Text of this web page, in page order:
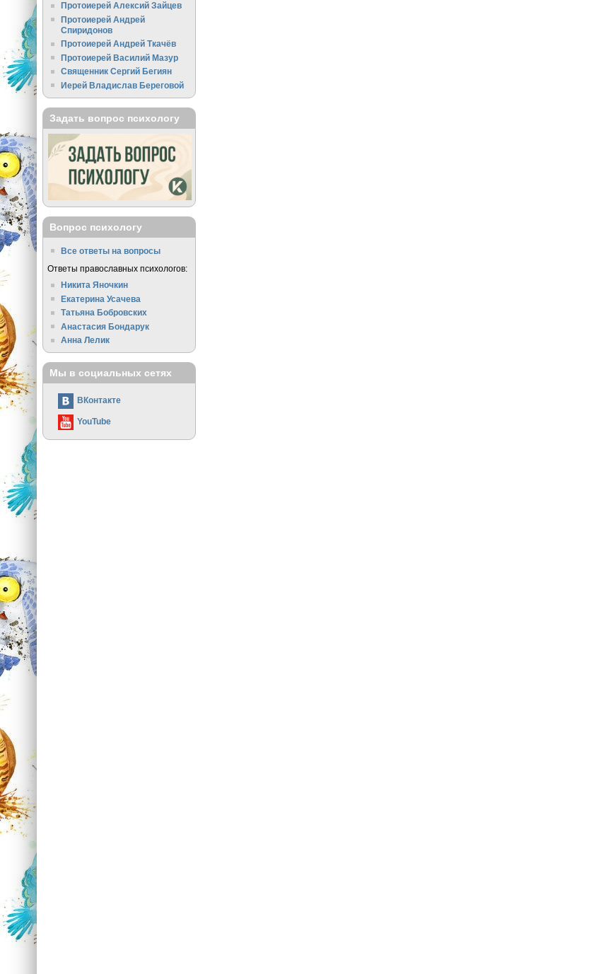
Протоиерей Алексий Зайцев
Протоиерей Андрей
Спиридонов
Протоиерей Андрей Ткачёв
Протоиерей Василий Мазур
Священник Сергий Бегиян
Иерей Владислав Береговой
Задать вопрос психологу
Вопрос психологу
Все ответы на вопросы
Ответы православных психологов:
Никита Яночкин
Екатерина Усачева
Татьяна Бобровских
Анастасия Бондарук
Анна Лелик
Мы в социальных сетях
ВКонтакте
YouTube